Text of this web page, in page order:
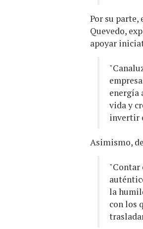
Por su parte,
Quevedo,
apoyar
energía
vida y
invertir
Asimismo,
"Contar
la
con los